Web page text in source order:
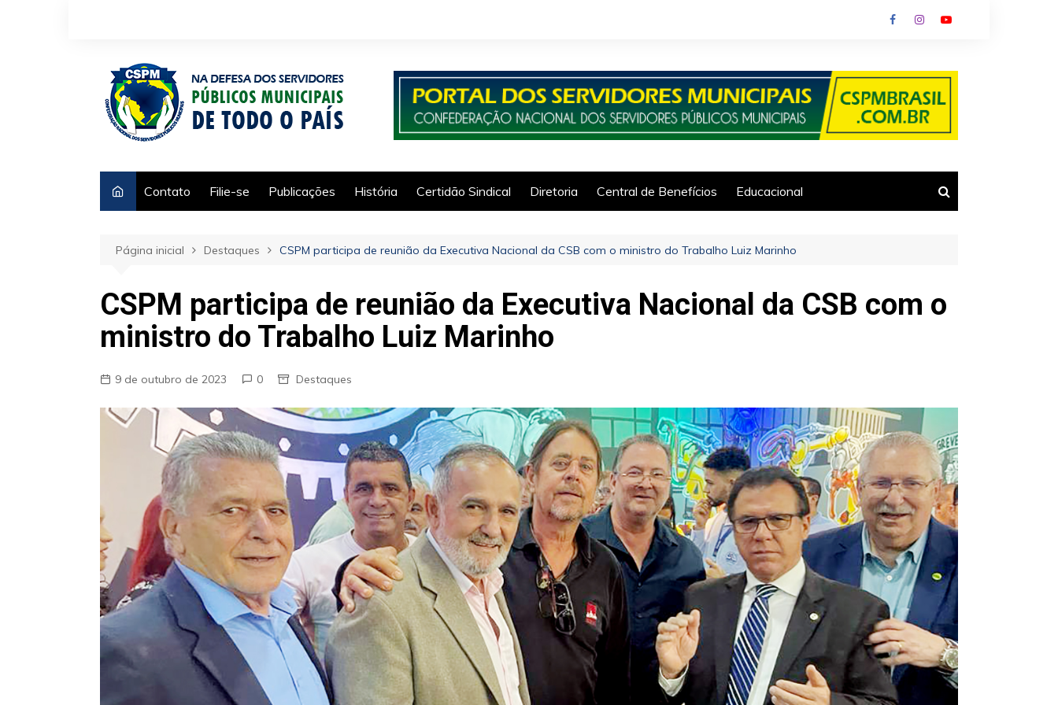
Contato Filie-se Publicações História Certidão Sindical Diretoria Central de Benefícios Educacional
Página inicial Destaques CSPM participa de reunião da Executiva Nacional da CSB com o ministro do Trabalho Luiz Marinho
CSPM participa de reunião da Executiva Nacional da CSB com o
ministro do Trabalho Luiz Marinho
9 de outubro de 2023 0 Destaques